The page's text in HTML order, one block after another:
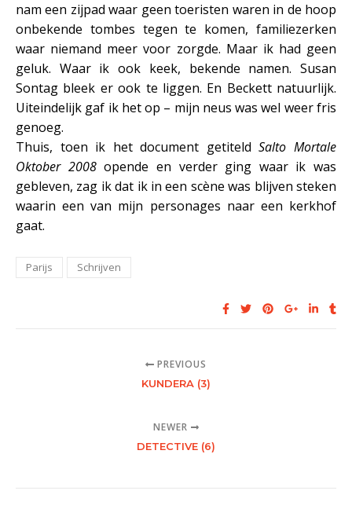
nam een zijpad waar geen toeristen waren in de hoop
onbekende tombes tegen te komen, familiezerken
waar niemand meer voor zorgde. Maar ik had geen
geluk. Waar ik ook keek, bekende namen. Susan
Sontag bleek er ook te liggen. En Beckett natuurlijk.
Uiteindelijk gaf ik het op – mijn neus was wel weer fris
genoeg.
Thuis, toen ik het document getiteldSalto Mortale
Oktober 2008opende en verder ging waar ik was
gebleven, zag ik dat ik in een scène was blijven steken
waarin een van mijn personages naar een kerkhof
gaat.
Parijs Schrijven
PREVIOUS
KUNDERA (3)
NEWER
DETECTIVE (6)